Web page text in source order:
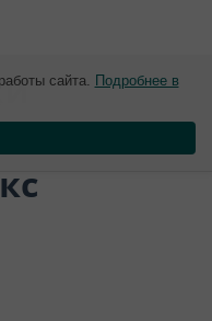
⠀
сайта. Подробнее в